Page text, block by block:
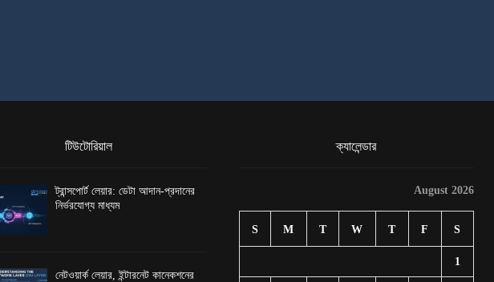
টিউটোরিয়াল
ট্রান্সপোর্ট লেয়ার: ডেটা আদান-প্রদানের
নির্ভরযোগ্য মাধ্যম
নেটওয়ার্ক লেয়ার, ইন্টারনেট কানেকশনের
ক্যালেন্ডার
August 2026
S M T W T F S
1